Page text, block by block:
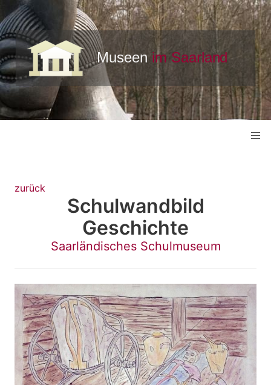
zurück
Schulwandbild
Geschichte
Saarländisches Schulmuseum